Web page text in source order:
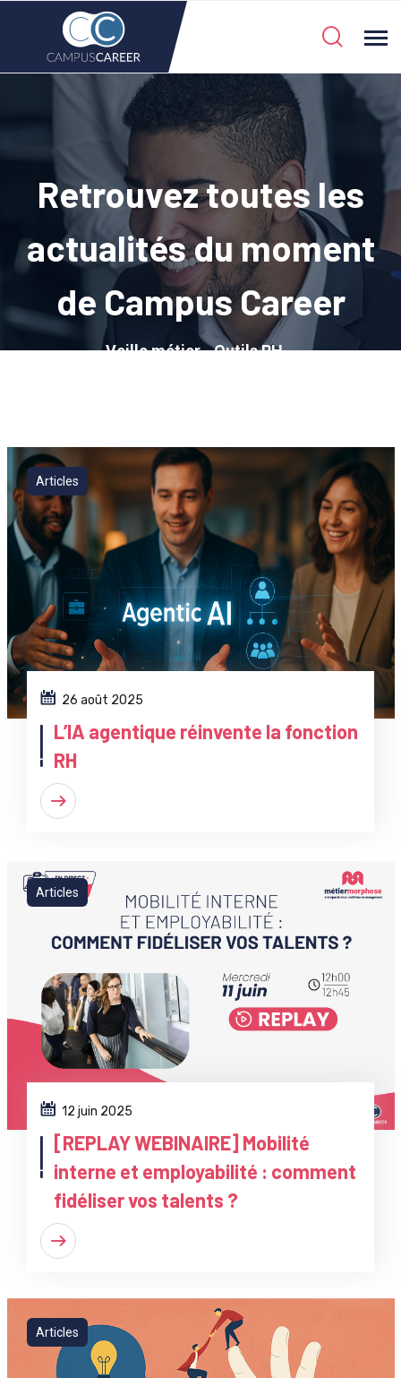
Retrouvez toutes les
actualités du moment
de Campus Career
Veille métier - Outils RH - ...
Articles
26 août 2025
L’IA agentique réinvente la fonction
RH
Articles
12 juin 2025
[REPLAY WEBINAIRE] Mobilité
interne et employabilité : comment
fidéliser vos talents ?
Articles